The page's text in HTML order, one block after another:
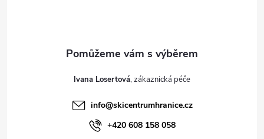
Ivana Losertová
info@skicentrumhranice.cz
+420 608 158 058